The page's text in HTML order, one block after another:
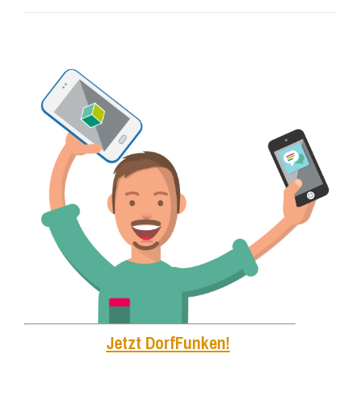
Jetzt DorfFunken!